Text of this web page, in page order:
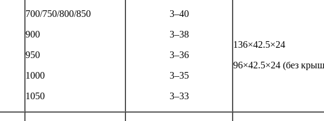
700/750/800/850
900
950
1000
1050
3–40
3–38
3–36
3–35
3–33
136×42.5×24
96×42.5×24 (без